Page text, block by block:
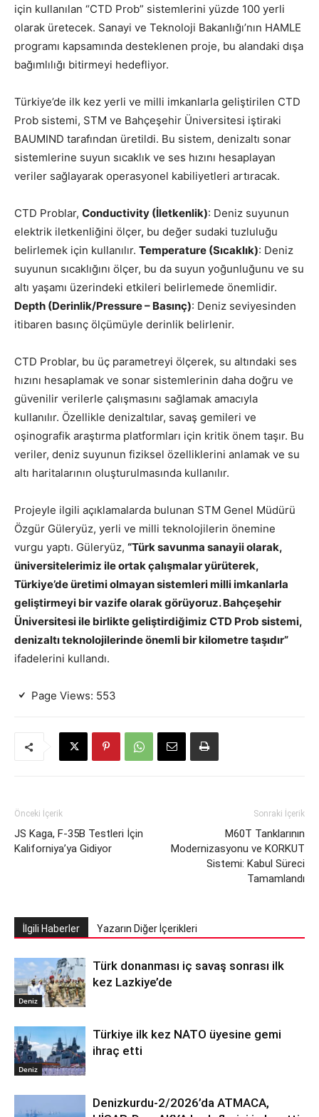
için kullanılan “CTD Prob” sistemlerini yüzde 100 yerli
olarak üretecek. Sanayi ve Teknoloji Bakanlığı’nın HAMLE
programı kapsamında desteklenen proje, bu alandaki dışa
bağımlılığı bitirmeyi hedefliyor.
Türkiye’de ilk kez yerli ve milli imkanlarla geliştirilen CTD
Prob sistemi, STM ve Bahçeşehir Üniversitesi iştiraki
BAUMIND tarafından üretildi. Bu sistem, denizaltı sonar
sistemlerine suyun sıcaklık ve ses hızını hesaplayan
veriler sağlayarak operasyonel kabiliyetleri artıracak.
CTD Problar, Conductivity (İletkenlik): Deniz suyunun
elektrik iletkenliğini ölçer, bu değer sudaki tuzluluğu
belirlemek için kullanılır. Temperature (Sıcaklık): Deniz
suyunun sıcaklığını ölçer, bu da suyun yoğunluğunu ve su
altı yaşamı üzerindeki etkileri belirlemede önemlidir.
Depth (Derinlik/Pressure – Basınç): Deniz seviyesinden
itibaren basınç ölçümüyle derinlik belirlenir.
CTD Problar, bu üç parametreyi ölçerek, su altındaki ses
hızını hesaplamak ve sonar sistemlerinin daha doğru ve
güvenilir verilerle çalışmasını sağlamak amacıyla
kullanılır. Özellikle denizaltılar, savaş gemileri ve
oşinografik araştırma platformları için kritik önem taşır. Bu
veriler, deniz suyunun fiziksel özelliklerini anlamak ve su
altı haritalarının oluşturulmasında kullanılır.
Projeyle ilgili açıklamalarda bulunan STM Genel Müdürü
Özgür Güleryüz, yerli ve milli teknolojilerin önemine
vurgu yaptı. Güleryüz, “Türk savunma sanayii olarak,
üniversitelerimiz ile ortak çalışmalar yürüterek,
Türkiye’de üretimi olmayan sistemleri milli imkanlarla
geliştirmeyi bir vazife olarak görüyoruz. Bahçeşehir
Üniversitesi ile birlikte geliştirdiğimiz CTD Prob sistemi,
denizaltı teknolojilerinde önemli bir kilometre taşıdır”
ifadelerini kullandı.
Page Views: 553
Önceki İçerik
JS Kaga, F-35B Testleri İçin
Kaliforniya’ya Gidiyor
Sonraki İçerik
M60T Tanklarının
Modernizasyonu ve KORKUT
Sistemi: Kabul Süreci
Tamamlandı
İlgili Haberler Yazarın Diğer İçerikleri
Deniz
Türk donanması iç savaş sonrası ilk
kez Lazkiye’de
Deniz
Türkiye ilk kez NATO üyesine gemi
ihraç etti
Denizkurdu-2/2026’da ATMACA,